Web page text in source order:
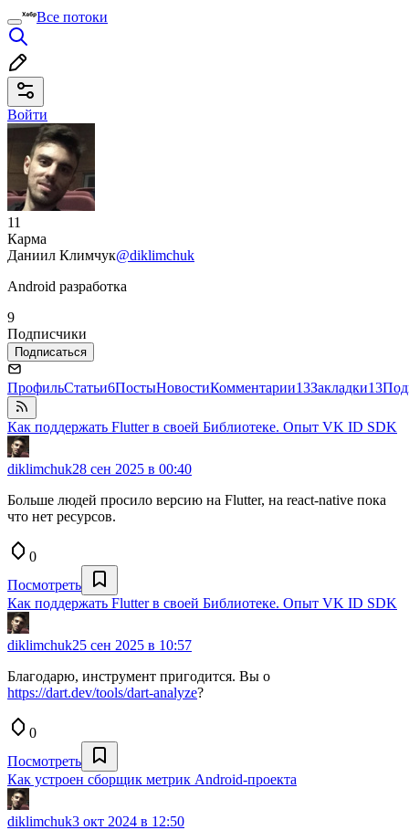
Все потоки
Войти
11
Карма
Даниил Климчук@diklimchuk
Android разработка
9
Подписчики
Подписаться
ПрофильСтатьи6ПостыНовостиКомментарии13Закладки13
Как поддержать Flutter в своей Библиотеке. Опыт VK ID SDK
diklimchuk28 сен 2025 в 00:40
Больше людей просило версию на Flutter, на react-native пока
что нет ресурсов.
0
Посмотреть
Как поддержать Flutter в своей Библиотеке. Опыт VK ID SDK
diklimchuk25 сен 2025 в 10:57
Благодарю, инструмент пригодится. Вы о
https://dart.dev/tools/dart-analyze?
0
Посмотреть
Как устроен сборщик метрик Android-проекта
diklimchuk3 окт 2024 в 12:50